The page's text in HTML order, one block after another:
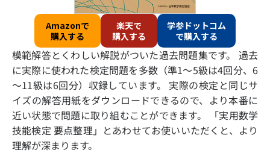
Amazonで
購入する
楽天で
購入する
学参ドットコム
で購入する
模範解答とくわしい解説がついた過去問題集です。 過去
に実際に使われた検定問題を多数（準1～5級は4回分、6
～11級は6回分）収録しています。 実際の検定と同じサ
イズの解答用紙をダウンロードできるので、より本番に
近い状態で問題に取り組むことができます。 「実用数学
技能検定 要点整理」とあわせてお使いいただくと、より
理解が深まります。